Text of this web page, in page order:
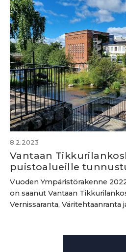
8.2.2023
Vantaan
puistoalueille
Vuoden Ympäristörakenne
on saanut Vantaan
Vernissaranta, Väritehtaanranta